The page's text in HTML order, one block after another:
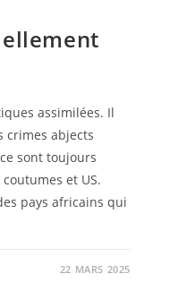
assimilées. Il
crimes abjects
sont toujours
et US.
pays africains qui
22 MARS 2025